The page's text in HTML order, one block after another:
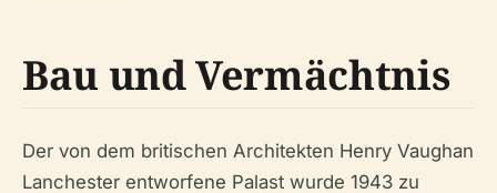
Bau und Vermächtnis
Der von dem britischen Architekten Henry Vaughan
Lanchester entworfene Palast wurde 1943 zu